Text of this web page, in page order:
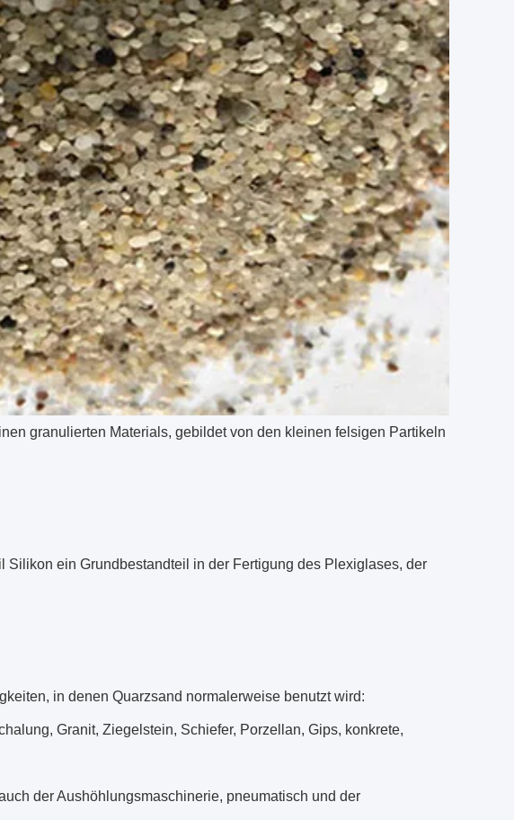
granulierten Materials, gebildet von den kleinen felsigen Partikeln
Silikon ein Grundbestandteil in der Fertigung des Plexiglases, der
in denen Quarzsand normalerweise benutzt wird:
Granit, Ziegelstein, Schiefer, Porzellan, Gips, konkrete,
der Aushöhlungsmaschinerie, pneumatisch und der